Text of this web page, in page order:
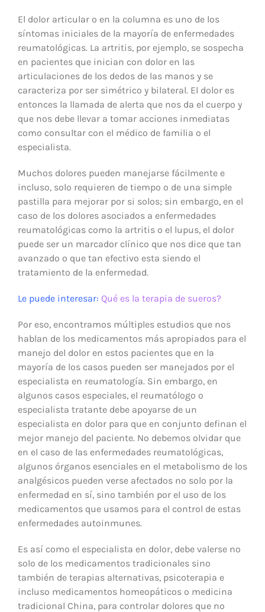
El dolor articular o en la columna es uno de los
síntomas iniciales de la mayoría de enfermedades
reumatológicas. La artritis, por ejemplo, se sospecha
en pacientes que inician con dolor en las
articulaciones de los dedos de las manos y se
caracteriza por ser simétrico y bilateral. El dolor es
entonces la llamada de alerta que nos da el cuerpo y
que nos debe llevar a tomar acciones inmediatas
como consultar con el médico de familia o el
especialista.
Muchos dolores pueden manejarse fácilmente e
incluso, solo requieren de tiempo o de una simple
pastilla para mejorar por si solos; sin embargo, en el
caso de los dolores asociados a enfermedades
reumatológicas como la artritis o el lupus, el dolor
puede ser un marcador clínico que nos dice que tan
avanzado o que tan efectivo esta siendo el
tratamiento de la enfermedad.
Le puede interesar: Qué es la terapia de sueros?
Por eso, encontramos múltiples estudios que nos
hablan de los medicamentos más apropiados para el
manejo del dolor en estos pacientes que en la
mayoría de los casos pueden ser manejados por el
especialista en reumatología. Sin embargo, en
algunos casos especiales, el reumatólogo o
especialista tratante debe apoyarse de un
especialista en dolor para que en conjunto definan el
mejor manejo del paciente. No debemos olvidar que
en el caso de las enfermedades reumatológicas,
algunos órganos esenciales en el metabolismo de los
analgésicos pueden verse afectados no solo por la
enfermedad en sí, sino también por el uso de los
medicamentos que usamos para el control de estas
enfermedades autoinmunes.
Es así como el especialista en dolor, debe valerse no
solo de los medicamentos tradicionales sino
también de terapias alternativas, psicoterapia e
incluso medicamentos homeopáticos o medicina
tradicional China, para controlar dolores que no